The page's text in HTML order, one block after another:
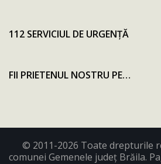
112 SERVICIUL DE URGENȚĂ
FII PRIETENUL NOSTRU PE…
© 2011-2026 Toate drepturile
comunei Gemenele județ Brăila.